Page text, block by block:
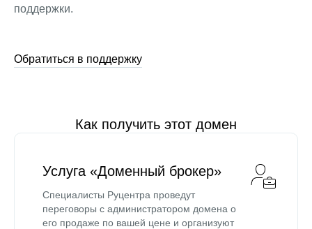
поддержки.
Обратиться в поддержку
Как получить этот домен
Услуга «Доменный брокер»
Специалисты Руцентра проведут
переговоры с администратором домена о
его продаже по вашей цене и организуют